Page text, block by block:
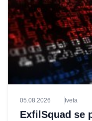
05.08.2026 Iveta
ExfilSquad se